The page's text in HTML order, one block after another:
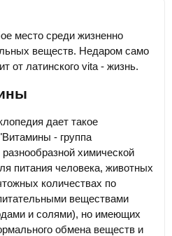
место среди жизненно
веществ. Недаром само
от латинского vita - жизнь.
дает такое
- группа
химической
питания человека, животных
количествах по
веществами
и солями), но имеющих
обмена веществ и